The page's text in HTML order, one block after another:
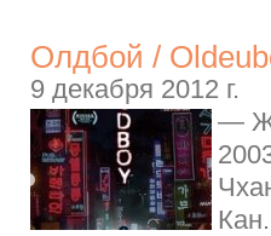
Олдбой /
9 декабря 2012 г.
—